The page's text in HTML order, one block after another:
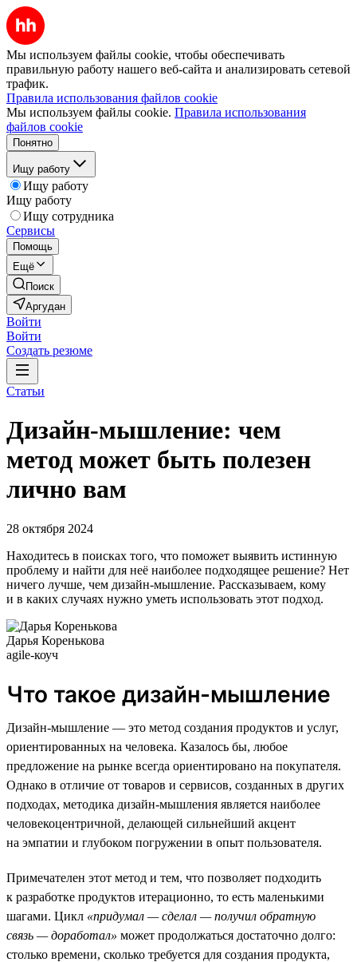
Мы используем файлы cookie, чтобы обеспечивать
правильную работу нашего веб-сайта и анализировать сетевой
трафик.
Правила использования файлов cookie
Мы используем файлы cookie. Правила использования
файлов cookie
Понятно
Ищу работу
Ищу работу
Ищу работу
Ищу сотрудника
Сервисы
Помощь
Ещё
Поиск
Аргудан
Войти
Войти
Создать резюме
Статьи
Дизайн-мышление: чем
метод может быть полезен
лично вам
28 октября 2024
Находитесь в поисках того, что поможет выявить истинную
проблему и найти для неё наиболее подходящее решение? Нет
ничего лучше, чем дизайн-мышление. Рассказываем, кому
и в каких случаях нужно уметь использовать этот подход.
Дарья Коренькова
agile-коуч
Что такое дизайн-мышление
Дизайн-мышление — это метод создания продуктов и услуг,
ориентированных на человека. Казалось бы, любое
предложение на рынке всегда ориентировано на покупателя.
Однако в отличие от товаров и сервисов, созданных в других
подходах, методика дизайн-мышления является наиболее
человекоцентричной, делающей сильнейший акцент
на эмпатии и глубоком погружении в опыт пользователя.
Примечателен этот метод и тем, что позволяет подходить
к разработке продуктов итерационно, то есть маленькими
шагами. Цикл «придумал — сделал — получил обратную
связь — доработал» может продолжаться достаточно долго:
столько времени, сколько требуется для создания продукта,